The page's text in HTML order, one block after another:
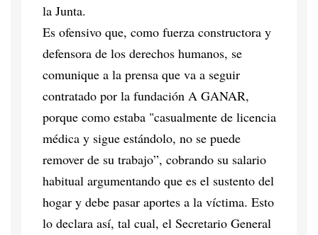
la Junta.
Es ofensivo que, como fuerza constructora y
defensora de los derechos humanos, se
comunique a la prensa que va a seguir
contratado por la fundación A GANAR,
porque como estaba "casualmente de licencia
médica y sigue estándolo, no se puede
remover de su trabajo”, cobrando su salario
habitual argumentando que es el sustento del
hogar y debe pasar aportes a la víctima. Esto
lo declara así, tal cual, el Secretario General